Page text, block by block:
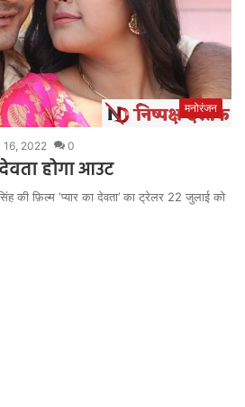
मनोरंजन
16, 2022 0
होगा आउट
की फ़िल्म ‘प्यार का देवता’ का ट्रेलर 22 जुलाई को